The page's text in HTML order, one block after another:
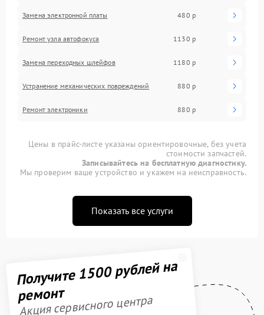
Замена электронной платы 480 р
Ремонт узла автофокуса 1130 р
Замена переходных шлейфов 1180 р
Устранение механических повреждений 880 р
Ремонт электроники 880 р
Цены в прайс-листе указаны ориентировочные, без учета
стоимости запчастей.
Записывайтесь на бесплатную диагностику.
Мы проверим ваше устройство и укажем на неисправность.
Показать все услуги
Получите 1500 рублей на
ремонт
Акция сервисного центра